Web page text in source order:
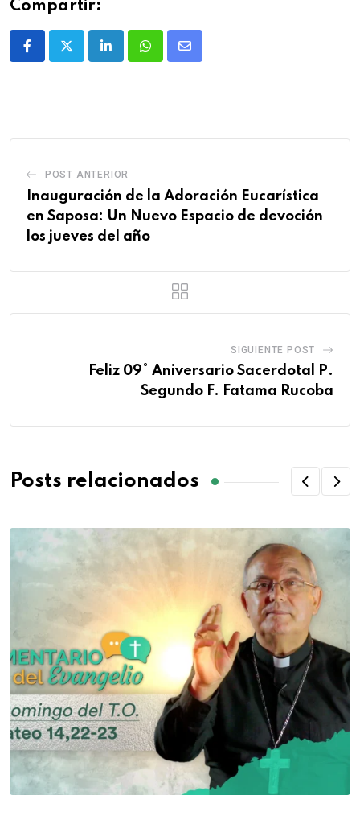
Compartir:
POST ANTERIOR
Inauguración de la Adoración Eucarística
en Saposa: Un Nuevo Espacio de devoción
los jueves del año
SIGUIENTE POST
Feliz 09° Aniversario Sacerdotal P.
Segundo F. Fatama Rucoba
Posts relacionados